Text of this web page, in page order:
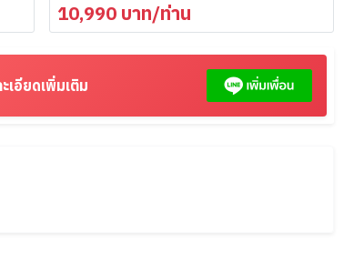
10,990 บาท/ท่าน
อียดเพิ่มเติม